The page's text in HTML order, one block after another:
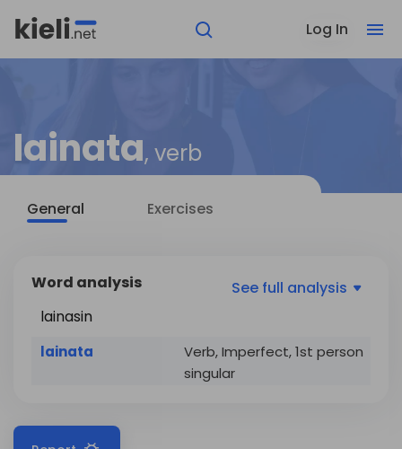
Log In
lainata, verb
General Exercises
Word analysis
lainasin
See full analysis
lainata
Verb, Imperfect, 1st person
singular